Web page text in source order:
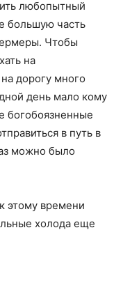
любопытный
большую часть
Чтобы
на
дорогу много
день мало кому
богобоязненные
в путь в
можно было
этому времени
холода еще